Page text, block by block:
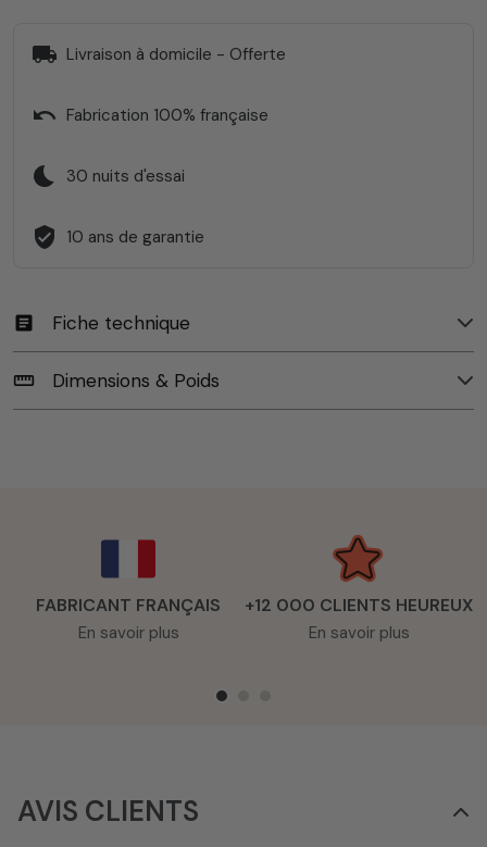
local_shipping Livraison à domicile - Offerte
undo Fabrication 100% française
bedtime 30 nuits d'essai
verified_user 10 ans de garantie
article Fiche technique
straighten Dimensions & Poids
FABRICANT FRANÇAIS
En savoir plus
+12 000 CLIENTS HEUREUX
En savoir plus
AVIS CLIENTS